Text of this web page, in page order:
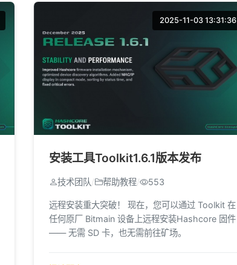
2025-11-03 13:31:36
安装工具Toolkit1.6.1版本发布
技术团队/ 帮助教程/ 553
远程安装重大突破！ 现在，您可以通过 Toolkit 在
任何原厂 Bitmain 设备上远程安装Hashcore 固件
—— 无需 SD 卡，也无需前往矿场。